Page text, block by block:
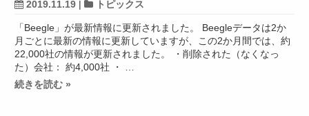
2019.11.19 | トピックス
「Beegle」が最新情報に更新されました。 Beegleデータは2か
月ごとに最新の情報に更新していますが、この2か月間では、約
22,000社の情報が更新されました。 ・削除された（なくなっ
た）会社： 約4,000社 ・ …
続きを読む »